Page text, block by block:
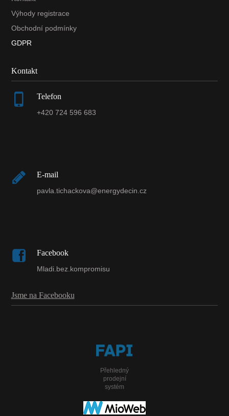
Výhody registrace
Obchodní podmínky
GDPR
Kontakt
Telefon
+420 724 596 683
E-mail
pavla.tichackova@energydecin.cz
Facebook
Mladi.bez.kompromisu
Jsme na Facebooku
Přehledný
prodejní
systém